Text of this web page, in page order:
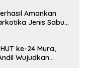
Amankan
Jenis Sabu
ke-24 Mura,